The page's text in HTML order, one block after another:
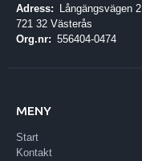
Adress: Långängsvägen 2
721 32 Västerås
Org.nr: 556404-0474
MENY
Start
Kontakt